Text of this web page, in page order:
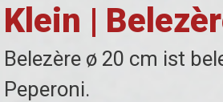
Klein |
Belezère ø 20 cm ist
Peperoni.